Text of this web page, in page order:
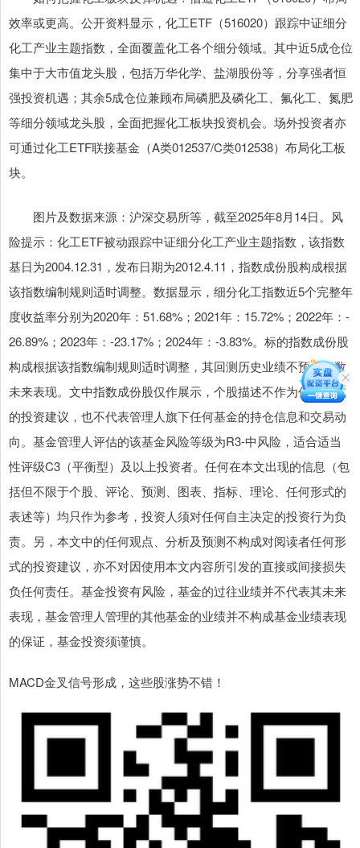
效率或更高。公开资料显示，化工ETF（516020）跟踪中证细分
化工产业主题指数，全面覆盖化工各个细分领域。其中近5成仓位
集中于大市值龙头股，包括万华化学、盐湖股份等，分享强者恒
强投资机遇；其余5成仓位兼顾布局磷肥及磷化工、氟化工、氮肥
等细分领域龙头股，全面把握化工板块投资机会。场外投资者亦
可通过化工ETF联接基金（A类012537/C类012538）布局化工板
块。
图片及数据来源：沪深交易所等，截至2025年8月14日。风
险提示：化工ETF被动跟踪中证细分化工产业主题指数，该指数
基日为2004.12.31，发布日期为2012.4.11，指数成份股构成根据
该指数编制规则适时调整。数据显示，细分化工指数近5个完整年
度收益率分别为2020年：51.68%；2021年：15.72%；2022年：-
26.89%；2023年：-23.17%；2024年：-3.83%。标的指数成份股
构成根据该指数编制规则适时调整，其回测历史业绩不预示指数
未来表现。文中指数成份股仅作展示，个股描述不作为任何形式
的投资建议，也不代表管理人旗下任何基金的持仓信息和交易动
向。基金管理人评估的该基金风险等级为R3-中风险，适合适当
性评级C3（平衡型）及以上投资者。任何在本文出现的信息（包
括但不限于个股、评论、预测、图表、指标、理论、任何形式的
表述等）均只作为参考，投资人须对任何自主决定的投资行为负
责。另，本文中的任何观点、分析及预测不构成对阅读者任何形
式的投资建议，亦不对因使用本文内容所引发的直接或间接损失
负任何责任。基金投资有风险，基金的过往业绩并不代表其未来
表现，基金管理人管理的其他基金的业绩并不构成基金业绩表现
的保证，基金投资须谨慎。
MACD金叉信号形成，这些股涨势不错！